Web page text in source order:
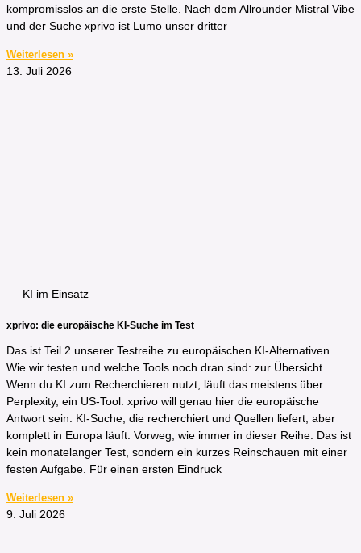
kompromisslos an die erste Stelle. Nach dem Allrounder Mistral Vibe
und der Suche xprivo ist Lumo unser dritter
Weiterlesen »
13. Juli 2026
KI im Einsatz
xprivo: die europäische KI-Suche im Test
Das ist Teil 2 unserer Testreihe zu europäischen KI-Alternativen.
Wie wir testen und welche Tools noch dran sind: zur Übersicht.
Wenn du KI zum Recherchieren nutzt, läuft das meistens über
Perplexity, ein US-Tool. xprivo will genau hier die europäische
Antwort sein: KI-Suche, die recherchiert und Quellen liefert, aber
komplett in Europa läuft. Vorweg, wie immer in dieser Reihe: Das ist
kein monatelanger Test, sondern ein kurzes Reinschauen mit einer
festen Aufgabe. Für einen ersten Eindruck
Weiterlesen »
9. Juli 2026